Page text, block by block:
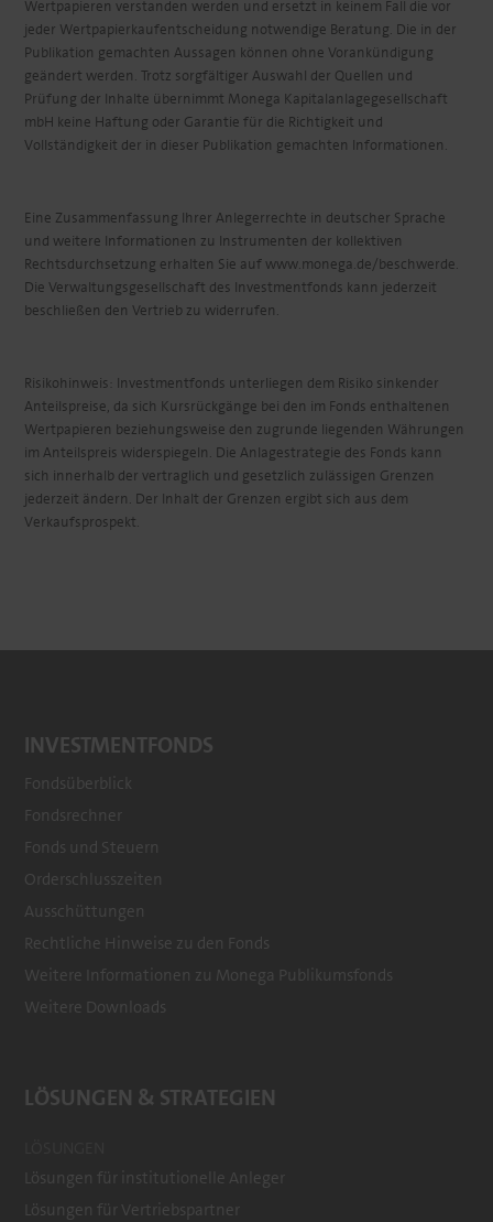
Wertpapieren verstanden werden und ersetzt in keinem Fall die vor
jeder Wertpapierkaufentscheidung notwendige Beratung. Die in der
Publikation gemachten Aussagen können ohne Vorankündigung
geändert werden. Trotz sorgfältiger Auswahl der Quellen und
Prüfung der Inhalte übernimmt Monega Kapitalanlagegesellschaft
mbH keine Haftung oder Garantie für die Richtigkeit und
Vollständigkeit der in dieser Publikation gemachten Informationen.
Eine Zusammenfassung Ihrer Anlegerrechte in deutscher Sprache
und weitere Informationen zu Instrumenten der kollektiven
Rechtsdurchsetzung erhalten Sie auf www.monega.de/beschwerde.
Die Verwaltungsgesellschaft des Investmentfonds kann jederzeit
beschließen den Vertrieb zu widerrufen.
Risikohinweis: Investmentfonds unterliegen dem Risiko sinkender
Anteilspreise, da sich Kursrückgänge bei den im Fonds enthaltenen
Wertpapieren beziehungsweise den zugrunde liegenden Währungen
im Anteilspreis widerspiegeln. Die Anlagestrategie des Fonds kann
sich innerhalb der vertraglich und gesetzlich zulässigen Grenzen
jederzeit ändern. Der Inhalt der Grenzen ergibt sich aus dem
Verkaufsprospekt.
Footer
menu
INVESTMENTFONDS
Fondsüberblick
Fondsrechner
Fonds und Steuern
Orderschlusszeiten
Ausschüttungen
Rechtliche Hinweise zu den Fonds
Weitere Informationen zu Monega Publikumsfonds
Weitere Downloads
LÖSUNGEN & STRATEGIEN
Lösungen für institutionelle Anleger
Lösungen für Vertriebspartner